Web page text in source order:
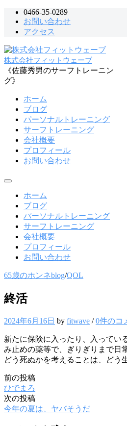
ツ
へ
ス
キ
0466-35-0289
お問い合わせ
アクセス
株式会社フィットウェーブ
《佐藤秀男のサーフトレーニン
グ》
ホーム
ブログ
パーソナルトレーニング
サーフトレーニング
会社概要
プロフィール
お問い合わせ
メ
ホーム
ブログ
パーソナルトレーニング
サーフトレーニング
会社概要
プロフィール
お問い合わせ
65歳のホンネblog/QOL
終活
2024年6月16日 by fitwave /0件のコ
新たに保険に入ったり、入ってい
み止めの薬等で、ぎりぎりまで日
どう死ぬかを考えることは、どう
投
稿
ナ
前の投稿
ひでまろ
次の投稿
今年の夏は、ヤバそうだ